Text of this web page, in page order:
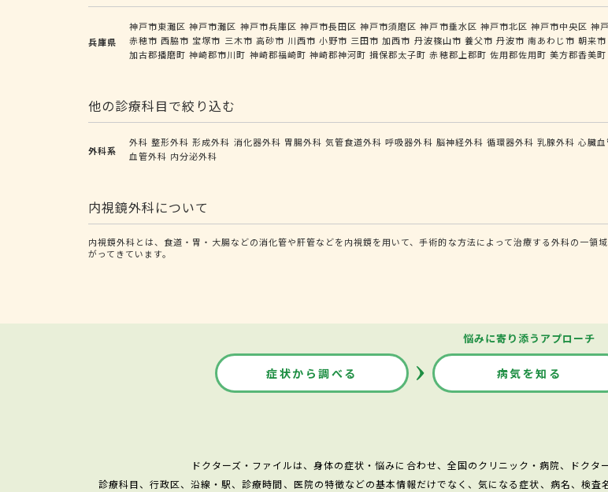
兵庫県
神戸市東灘区 神戸市灘区 神戸市兵庫区 神戸市長田区 神戸市須磨区 神戸市垂水区 神戸市北区 神戸市中央区 神
赤穂市 西脇市 宝塚市 三木市 高砂市 川西市 小野市 三田市 加西市 丹波篠山市 養父市 丹波市 南あわじ市 朝来市
加古郡播磨町 神崎郡市川町 神崎郡福崎町 神崎郡神河町 揖保郡太子町 赤穂郡上郡町 佐用郡佐用町 美方郡香美町
他の診療科目で絞り込む
外科系
外科 整形外科 形成外科 消化器外科 胃腸外科 気管食道外科 呼吸器外科 脳神経外科 循環器外科 乳腺外科 心臓
血管外科 内分泌外科
内視鏡外科について
内視鏡外科とは、食道・胃・大腸などの消化管や肝管などを内視鏡を用いて、手術的な方法によって治療する外科の一
がってきています。
悩みに寄り添うアプローチ
症状から調べる 病気を知る
ドクターズ・ファイルは、身体の症状・悩みに合わせ、全国のクリニック・病院、ドクタ
診療科目、行政区、沿線・駅、診療時間、医院の特徴などの基本情報だけでなく、気になる症状、病名、検